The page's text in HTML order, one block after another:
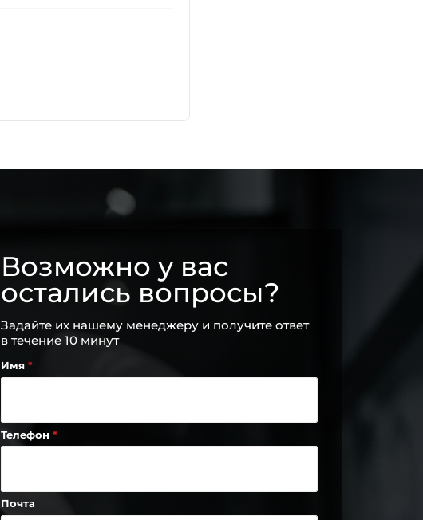
Возможно у вас
остались вопросы?
Задайте их нашему менеджеру и получите ответ
в течение 10 минут
Имя
Телефон
Почта